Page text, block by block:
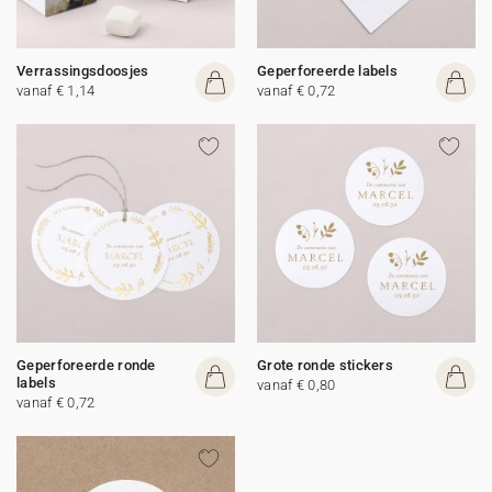
Verrassingsdoosjes
vanaf € 1,14
Geperforeerde labels
vanaf € 0,72
Geperforeerde ronde
labels
vanaf € 0,72
Grote ronde stickers
vanaf € 0,80